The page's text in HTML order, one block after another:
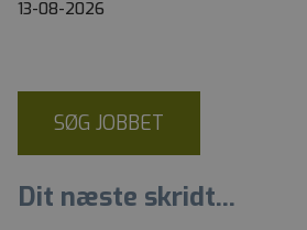
13-08-2026
SØG JOBBET
Dit næste skridt...